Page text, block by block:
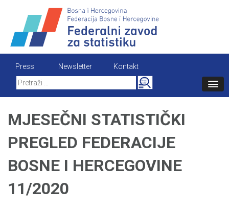
content
Press Newsletter
Kontakt
Search
for:
MJESEČNI STATISTIČKI
PREGLED FEDERACIJE
BOSNE I HERCEGOVINE
11/2020